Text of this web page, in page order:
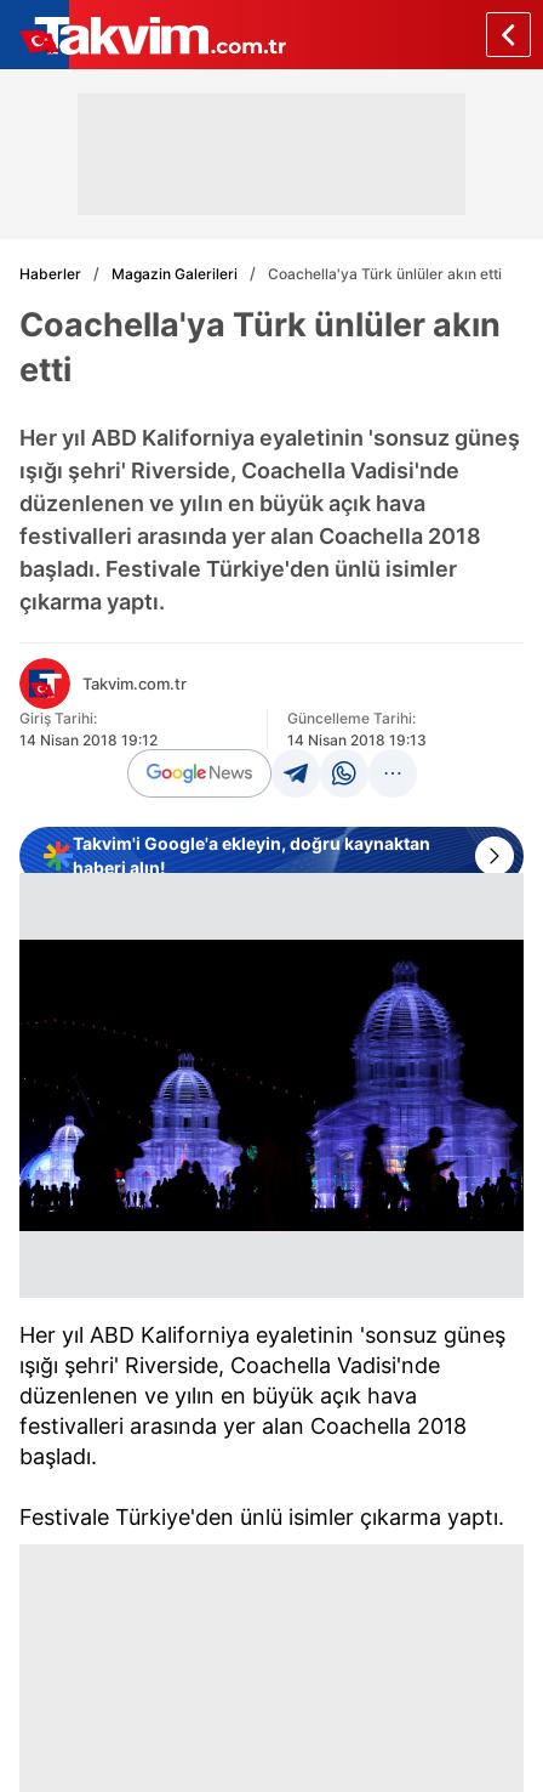
Haberler Magazin Galerileri Coachella'ya Türk ünlüler akın etti
Coachella'ya Türk ünlüler akın
etti
Her yıl ABD Kaliforniya eyaletinin 'sonsuz güneş
ışığı şehri' Riverside, Coachella Vadisi'nde
düzenlenen ve yılın en büyük açık hava
festivalleri arasında yer alan Coachella 2018
başladı. Festivale Türkiye'den ünlü isimler
çıkarma yaptı.
Takvim.com.tr
Giriş Tarihi:
14 Nisan 2018 19:12
Güncelleme Tarihi:
14 Nisan 2018 19:13
Takvim'i Google'a ekleyin, doğru kaynaktan
haberi alın!
Her yıl ABD Kaliforniya eyaletinin 'sonsuz güneş
ışığı şehri' Riverside, Coachella Vadisi'nde
düzenlenen ve yılın en büyük açık hava
festivalleri arasında yer alan Coachella 2018
başladı.
Festivale Türkiye'den ünlü isimler çıkarma yaptı.